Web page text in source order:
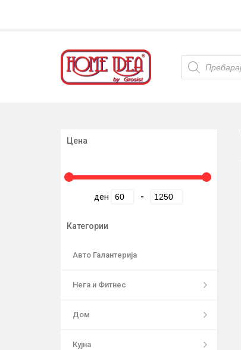
Products
search
Цена
ден -
Категории
Авто Галантерија
Нега и Фитнес
Дом
Кујна